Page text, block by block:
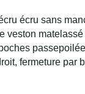
écru sans
veston
fermeture par